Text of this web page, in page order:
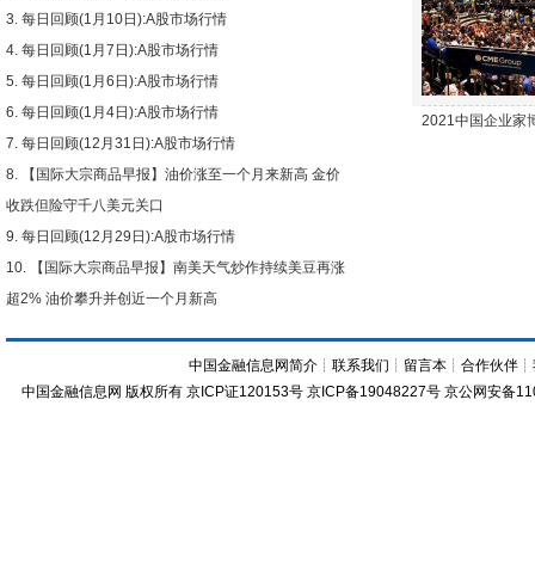
每日回顾(1月10日):A股市场行情
每日回顾(1月7日):A股市场行情
每日回顾(1月6日):A股市场行情
每日回顾(1月4日):A股市场行情
每日回顾(12月31日):A股市场行情
【国际大宗商品早报】油价涨至一个月来新高 金价
收跌但险守千八美元关口
每日回顾(12月29日):A股市场行情
【国际大宗商品早报】南美天气炒作持续美豆再涨
超2% 油价攀升并创近一个月新高
2021中国企业家
中国金融信息网简介 ┊联系我们 ┊ 留言本 ┊合作伙伴 ┊
中国金融信息网 版权所有 京ICP证120153号 京ICP备19048227号 京公网安备